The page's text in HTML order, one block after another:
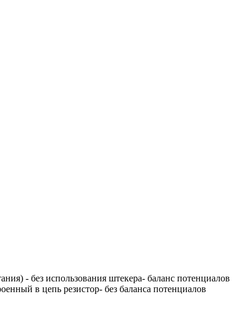
- без использования штекера- баланс потенциалов
в цепь резистор- без баланса потенциалов